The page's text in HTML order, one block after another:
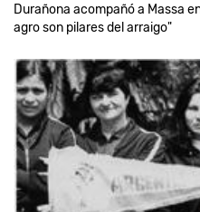
Durañona acompañó a Massa
agro son pilares del arraigo"